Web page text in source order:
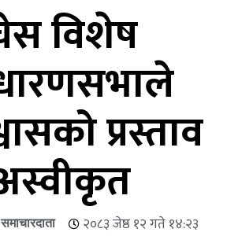
विशेष
प्रस्ताव
२०८३ जेष्ठ १२ गते १४:२३